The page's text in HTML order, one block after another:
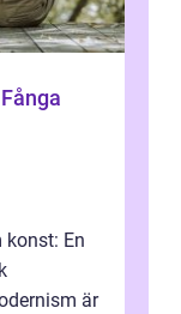
En
är